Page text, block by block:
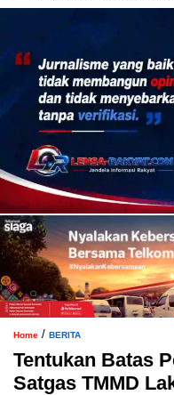
Home / BERITA
Tentukan Batas
Satgas TMMD